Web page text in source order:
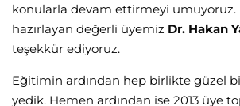
konularla devam ettirmeyi
hazırlayan değerli üyemiz Dr. Hakan
teşekkür ediyoruz.
Eğitimin ardından hep birlikte güzel
yedik. Hemen ardından ise 2013 üye